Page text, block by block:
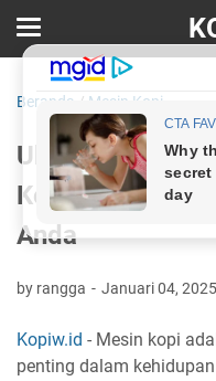
Beranda / Mesin Kopi
Ukuran Mesin
Kopi yang Tepat
Anda
by rangga Januari 04, 2025
Kopiw.id - Mesin kopi
penting dalam